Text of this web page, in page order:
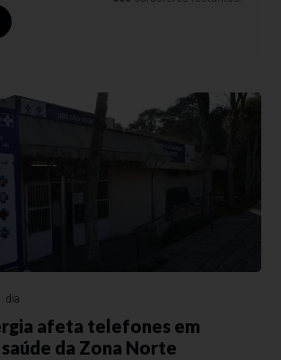
dia
afeta telefones em
da Zona Norte